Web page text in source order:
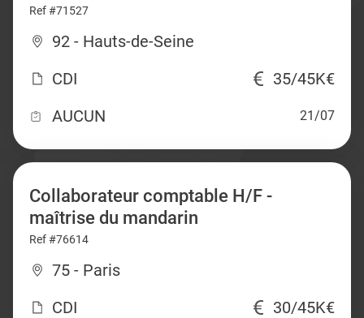
Ref #71527
92 - Hauts-de-Seine
CDI
35/45K€
AUCUN
21/07
Collaborateur comptable H/F -
maîtrise du mandarin
Ref #76614
75 - Paris
CDI
30/45K€